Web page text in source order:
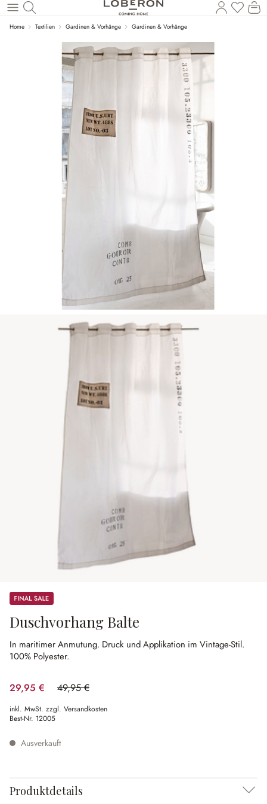
Zum Hauptinhalt springen
Du
Home Textilien Gardinen & Vorhänge Gardinen & Vorhänge
Sale
Duschvorhang Balte
In maritimer Anmutung. Druck und Applikation im Vintage-Stil.
100% Polyester.
29,95 € 49,95 €
(40.04% gespart)
inkl. MwSt. zzgl. Versandkosten
Best-Nr. 12005
Ausverkauft
Produktdetails